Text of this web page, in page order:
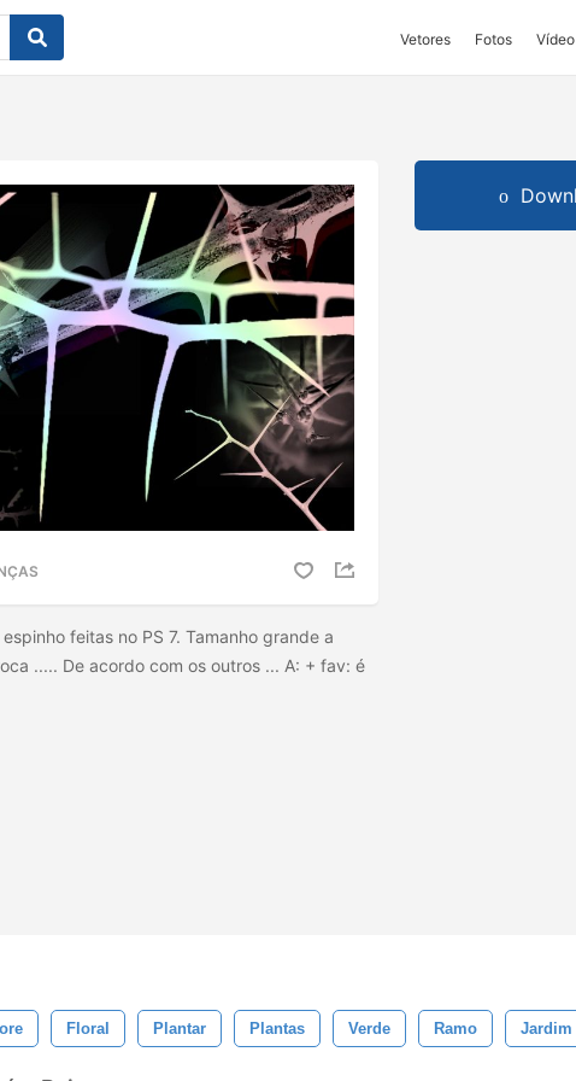
Vetores Fotos Vídeo
feitas no PS 7. Tamanho grande a
..... De acordo com os outros ... A: + fav: é
Floral Plantar Plantas Verde Ramo Jardim